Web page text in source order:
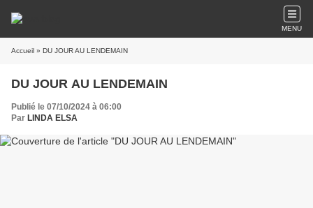
MENU
Accueil » DU JOUR AU LENDEMAIN
DU JOUR AU LENDEMAIN
Publié le 07/10/2024 à 06:00
Par LINDA ELSA